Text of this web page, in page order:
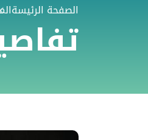
الصفحة الرئيسة